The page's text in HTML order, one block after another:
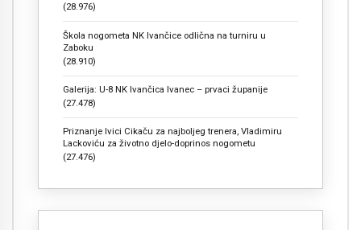
(28.976)
Škola nogometa NK Ivančice odlična na turniru u
Zaboku
(28.910)
Galerija: U-8 NK Ivančica Ivanec – prvaci županije
(27.478)
Priznanje Ivici Cikaču za najboljeg trenera, Vladimiru
Lackoviću za životno djelo-doprinos nogometu
(27.476)